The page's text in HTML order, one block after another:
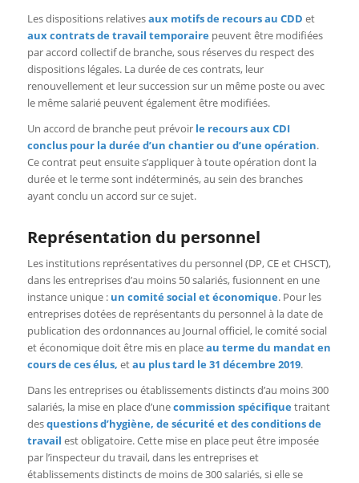
Les dispositions relativesaux motifs de recours au CDD et
aux contrats de travail temporaire peuvent être modifiées
par accord collectif de branche, sous réserves du respect des
dispositions légales. La durée de ces contrats, leur
renouvellement et leur succession sur un même poste ou avec
le même salarié peuvent également être modifiées.
Un accord de branche peut prévoir le recours aux CDI
conclus pour la durée d’un chantier ou d’une opération.
Ce contrat peut ensuite s’appliquer à toute opération dont la
durée et le terme sont indéterminés, au sein des branches
ayant conclu un accord sur ce sujet.
Représentation du personnel
Les institutions représentatives du personnel (DP, CE et CHSCT),
dans les entreprises d’au moins 50 salariés, fusionnent en une
instance unique : un comité social et économique. Pour les
entreprises dotées de représentants du personnel à la date de
publication des ordonnances au Journal officiel, le comité social
et économique doit être mis en placeau terme du mandat en
cours de ces élus, etau plus tard le 31 décembre 2019.
Dans les entreprises ou établissements distincts d’au moins 300
salariés, la mise en place d’unecommission spécifique traitant
desquestions d’hygiène, de sécurité et des conditions de
travail est obligatoire. Cette mise en place peut être imposée
par l’inspecteur du travail, dans les entreprises et
établissements distincts de moins de 300 salariés, si elle se